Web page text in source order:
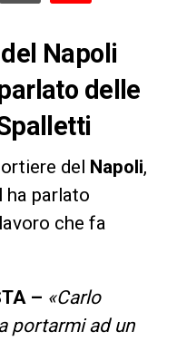
Napoli
delle
del Napoli,
ha parlato
che fa
– «Carlo
portarmi ad un